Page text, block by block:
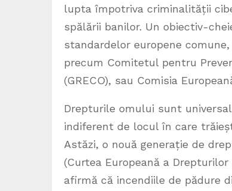
lupta împotriva criminalității
spălării banilor. Un obiectiv-
standardelor europene
precum Comitetul pentru
(GRECO), sau Comisia
Drepturile omului sunt
indiferent de locul în care
Astăzi, o nouă generație de
(Curtea Europeană a
afirmă că incendiile de pădure